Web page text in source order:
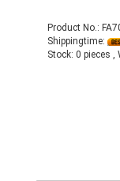
Product No.:
Shippingtime:
Stock: 0 pieces ,